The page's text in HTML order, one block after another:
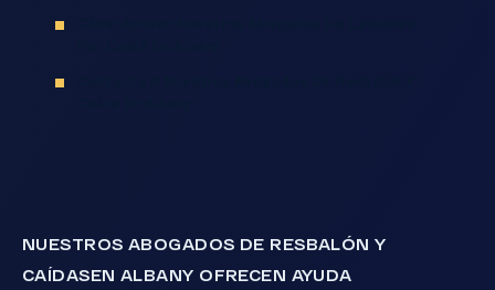
NUESTROS ABOGADOS DE RESBALÓN Y
CAÍDASEN ALBANY OFRECEN AYUDA